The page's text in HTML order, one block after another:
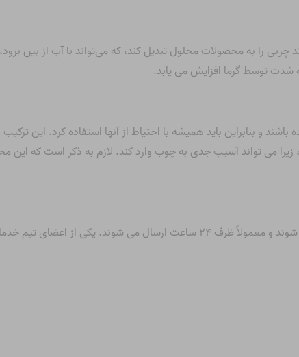
را به محصولات محلول تبدیل کند، که می‌تواند با آب از بین
توسط گرما افزایش می یابد.
و بنابراین باید همیشه با احتیاط از آنها استفاده کرد. این
زیرا می تواند آسیب جدی به چوب وارد کند. لازم به ذکر است که این
تمامی محصولات ما با ضمانت ۱۰۰% کیفیت عرضه می شوند و معمولاً ظرف ۲۴